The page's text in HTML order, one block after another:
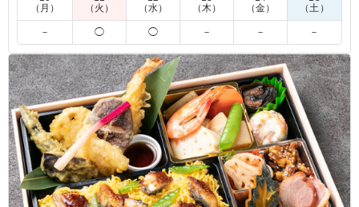
5.0
子供たちが食べていたので味はわかりませんが、少食でお
肉があまり得意でない息子がペロリと完食していたのでお
そらく美味しかったのだと思います。 彩りもきれいで、
満足いくお弁当でした。
ご利用シーン：お祝い›
誕生日
千葉県我孫子市我孫子2024/12/23
（月）
（火）
（水）
（木）
（金）
（土）
－ ◯ ◯ － － －